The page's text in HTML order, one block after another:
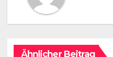
Ähnlicher Beitrag